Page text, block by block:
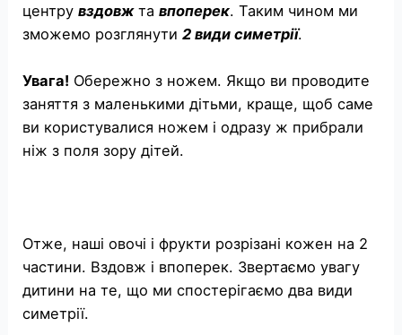
центрувздовж тавпоперек. Таким чином ми
зможемо розглянути2 види симетрії.
Увага! Обережно з ножем. Якщо ви проводите
заняття з маленькими дітьми, краще, щоб саме
ви користувалися ножем і одразу ж прибрали
ніж з поля зору дітей.
Отже, наші овочі і фрукти розрізані кожен на 2
частини. Вздовж і впоперек. Звертаємо увагу
дитини на те, що ми спостерігаємо два види
симетрії.